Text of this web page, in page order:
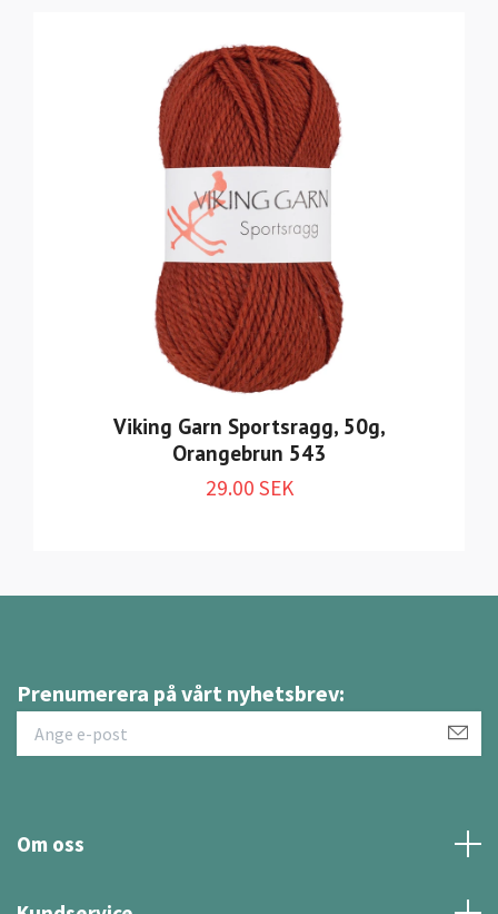
Viking Garn Sportsragg, 50g,
Orangebrun 543
29.00 SEK
Prenumerera på vårt nyhetsbrev:
Om oss